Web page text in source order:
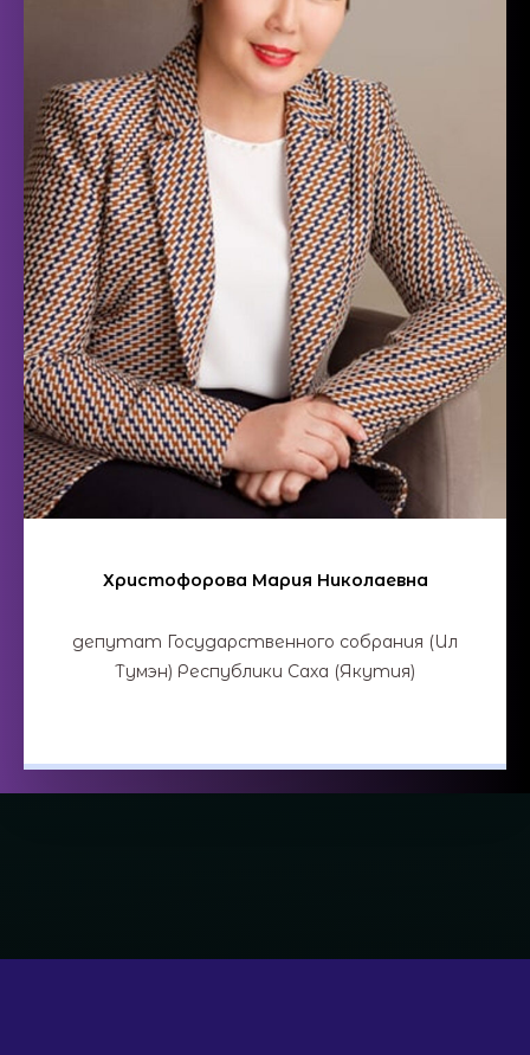
Христофорова Мария Николаевна
депутат Государственного собрания (Ил
Тумэн) Республики Саха (Якутия)